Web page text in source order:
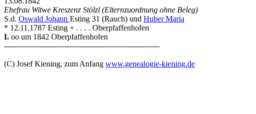
Ehefrau Witwe Kreszenz Stölzl (Elternzuordnung ohne Beleg)
S.d. Oswald Johann Esting 31 (Rauch) und Huber Maria
* 12.11.1787 Esting + . . . . Oberpfaffenhofen
I. oo um 1842 Oberpfaffenhofen
--------------------------------------------------------------
(C) Josef Kiening, zum Anfang www.genealogie-kiening.de